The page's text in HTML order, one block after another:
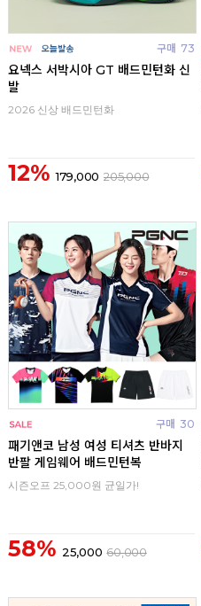
구매 73
요넥스 서박시아 GT 배드민턴화 신
발
2026 신상 배드민턴화
12% 179,000 205,000
구매 30
패기앤코 남성 여성 티셔츠 반바지
반팔 게임웨어 배드민턴복
시즌오프 25,000원 균일가!
58% 25,000 60,000